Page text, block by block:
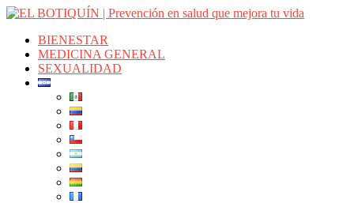
BIENESTAR
MEDICINA GENERAL
SEXUALIDAD